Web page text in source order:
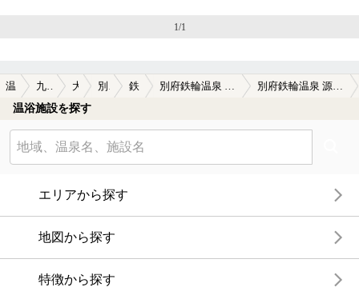
ていると、最初の訪問で感じた以上に実力のあるお湯なのだ
くつもありますが、広い湯船で同浴者を気にすることも無
く、水風呂を活用しながら長湯が出来るので、効き目が強く
感じられるのだと思います。
浴室の構成は：
男湯）内湯・水風呂・サウナ
となっています。
脱衣所には男女で広さに差があるようで、男湯はあまり広く
ないらしいのですが、女湯は広々としていて基礎化粧品も備
貸切湯は、宿泊者は￥1000（50分）と割安に利用出来るの
1/1
温泉TOP 九州・沖縄 大分県 別府周辺 鉄輪温泉 別府鉄輪温泉 源泉の湯宿 ホテル鉄輪の口コミ一覧
温浴施設を探す
エリアから探す
地図から探す
特徴から探す